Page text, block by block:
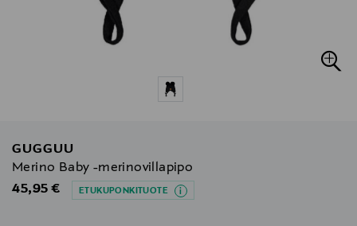
GUGGUU
Merino Baby -merinovillapipo
Original Price
45,95 € ETUKUPONKITUOTE